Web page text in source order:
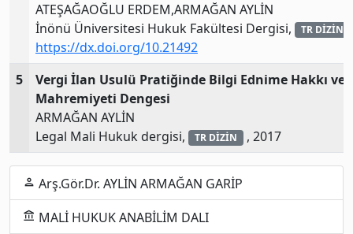
ATEŞAĞAOĞLU ERDEM,ARMAĞAN AYLİN
İnönü Üniversitesi Hukuk Fakültesi Dergisi,
TR DİZİN
https://dx.doi.org/10.21492
5
Vergi İlan Usulü Pratiğinde Bilgi Ednime Hakkı ve
Mahremiyeti Dengesi
ARMAĞAN AYLİN
Legal Mali Hukuk dergisi,
TR DİZİN , 2017
person Arş.Gör.Dr. AYLİN ARMAĞAN GARİP
account_balance MALİ HUKUK ANABİLİM DALI